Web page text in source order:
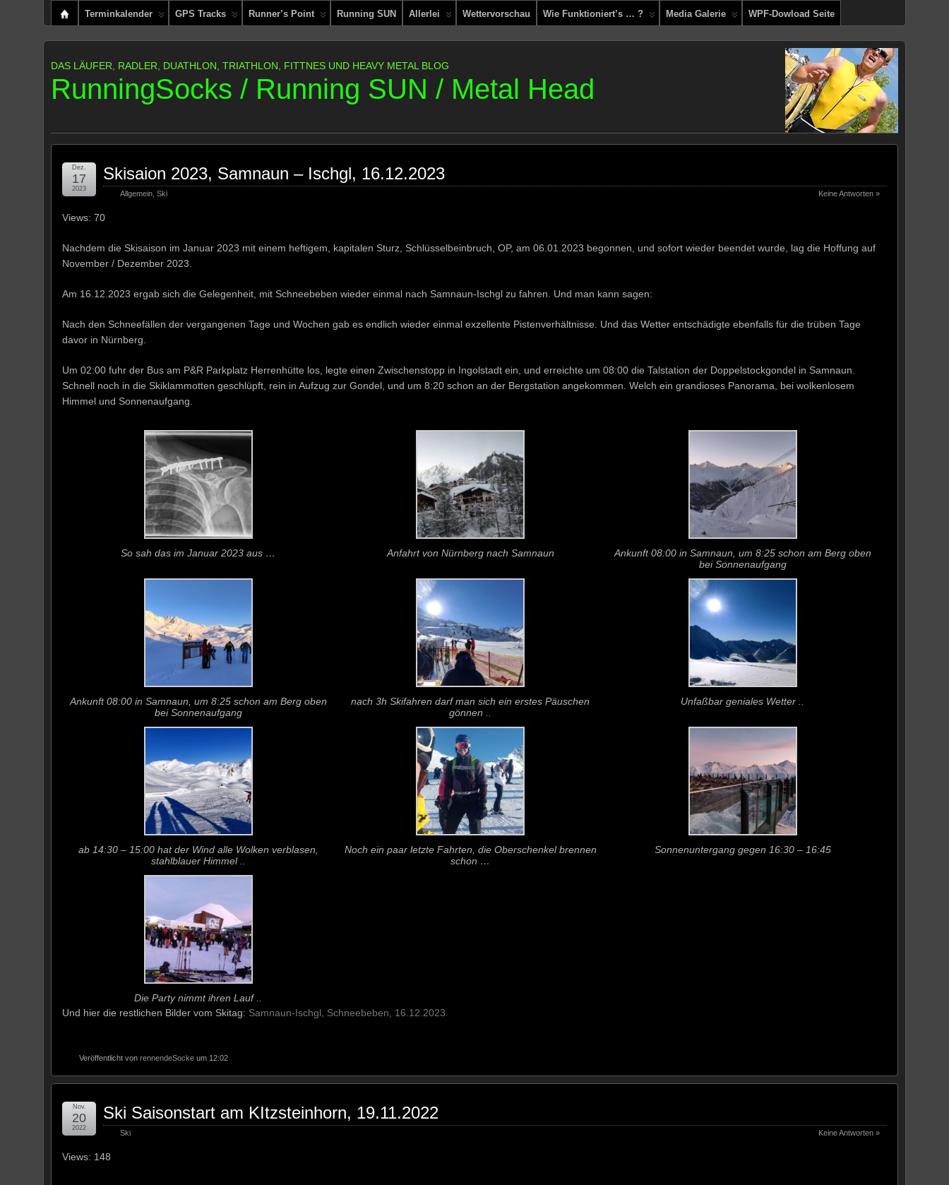
Terminkalender GPS Tracks Runner’s Point Running SUN Allerlei Wettervorschau Wie Funktioniert’s … ? Media Galerie WPF-Dowload Seite
DAS LÄUFER, RADLER, DUATHLON, TRIATHLON, FITTNES UND HEAVY METAL BLOG
RunningSocks / Running SUN / Metal Head
Skisaion 2023, Samnaun – Ischgl, 16.12.2023
Allgemein Ski Keine Antworten »
Dez.
17
2023
Views: 70
Nachdem die Skisaison im Januar 2023 mit einem heftigem, kapitalen Sturz, Schlüsselbeinbruch, OP, am 06.01.2023 begonnen, und sofort wieder beendet wurde, lag die Hoffung auf
November / Dezember 2023.
Am 16.12.2023 ergab sich die Gelegenheit, mit Schneebeben wieder einmal nach Samnaun-Ischgl zu fahren. Und man kann sagen:
Nach den Schneefällen der vergangenen Tage und Wochen gab es endlich wieder einmal exzellente Pistenverhältnisse. Und das Wetter entschädigte ebenfalls für die trüben Tage
davor in Nürnberg.
Um 02:00 fuhr der Bus am P&R Parkplatz Herrenhütte los, legte einen Zwischenstopp in Ingolstadt ein, und erreichte um 08:00 die Talstation der Doppelstockgondel in Samnaun.
Schnell noch in die Skiklammotten geschlüpft, rein in Aufzug zur Gondel, und um 8:20 schon an der Bergstation angekommen. Welch ein grandioses Panorama, bei wolkenlosem
Himmel und Sonnenaufgang.
So sah das im Januar 2023 aus … Anfahrt von Nürnberg nach Samnaun
Ankunft 08:00 in Samnaun, um 8:25 schon am Berg oben
bei Sonnenaufgang
Ankunft 08:00 in Samnaun, um 8:25 schon am Berg oben
bei Sonnenaufgang
nach 3h Skifahren darf man sich ein erstes Päuschen
gönnen ..
Unfaßbar geniales Wetter ..
ab 14:30 – 15:00 hat der Wind alle Wolken verblasen,
stahlblauer Himmel ..
Noch ein paar letzte Fahrten, die Oberschenkel brennen
schon …
Sonnenuntergang gegen 16:30 – 16:45
Die Party nimmt ihren Lauf ..
Und hier die restlichen Bilder vom Skitag: Samnaun-Ischgl, Schneebeben, 16.12.2023
Veröffentlicht von rennendeSocke um 12:02
Ski Saisonstart am KItzsteinhorn, 19.11.2022
Ski Keine Antworten »
Nov.
20
2022
Views: 148